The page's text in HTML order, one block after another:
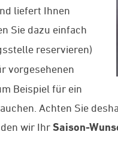
liefert Ihnen
Sie dazu einfach
reservieren)
vorgesehenen
Beispiel für ein
Achten Sie
wir Ihr Saison-